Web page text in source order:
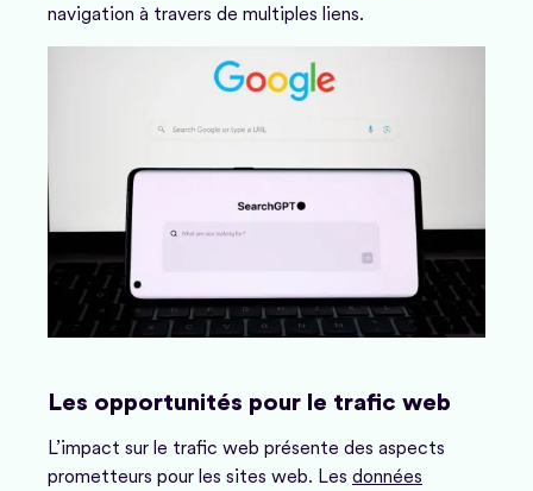
navigation à travers de multiples liens.
Les opportunités pour le trafic web
L’impact sur le trafic web présente des aspects
prometteurs pour les sites web. Les données